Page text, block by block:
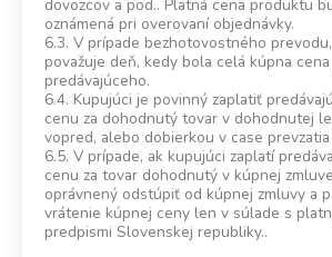
dovozcov a pod.. Platná cena produktu
oznámená pri overovaní objednávky.
6.3. V prípade bezhotovostného
považuje deň, kedy bola celá kúpna
predávajúceho.
6.4. Kupujúci je povinný zaplatiť
cenu za dohodnutý tovar v dohodnutej
vopred, alebo dobierkou v case
6.5. V prípade, ak kupujúci zaplatí
cenu za tovar dohodnutý v kúpnej
oprávnený odstúpiť od kúpnej zmluvy a
vrátenie kúpnej ceny len v súlade s
predpismi Slovenskej republiky..